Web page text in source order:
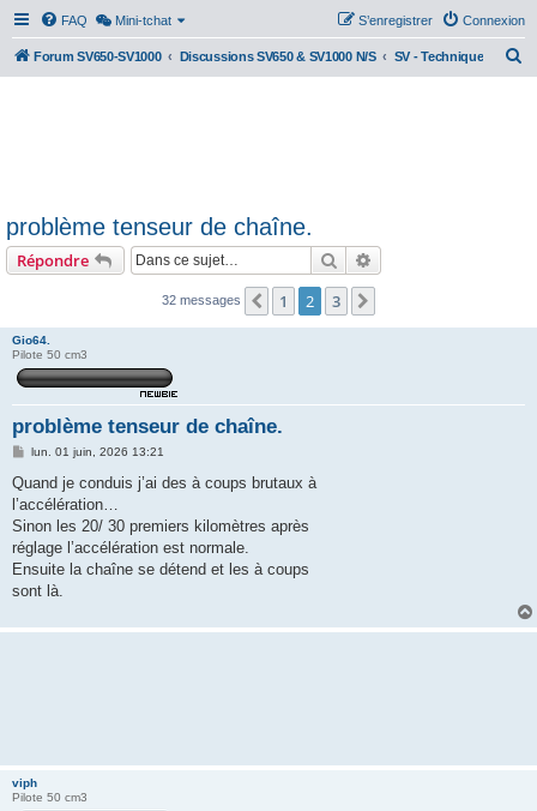
FAQ Mini-tchat Connexion
S’enregistrer
Forum SV650-SV1000 Discussions SV650 & SV1000 N/S SV - Technique
problème tenseur de chaîne.
Répondre Rechercher
32 messages Précédente
1 2 3
Gio64.
Pilote 50 cm3
problème tenseur de chaîne.
M
s
a
g
lun. 01 juin, 2026 13:21
Quand je conduis j’ai des à coups brutaux à
l’accélération…
Sinon les 20/ 30 premiers kilomètres après
réglage l’accélération est normale.
Ensuite la chaîne se détend et les à coups
sont là.
viph
Pilote 50 cm3